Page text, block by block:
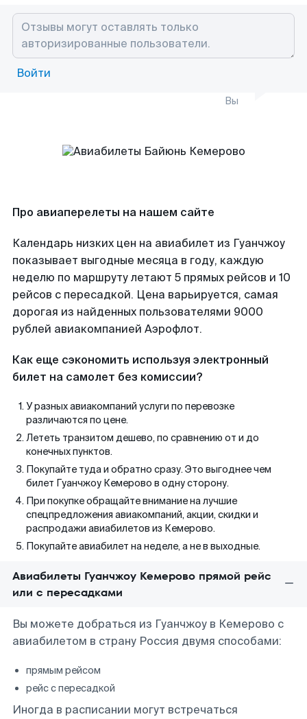
Войти
Вы
Про авиаперелеты на нашем сайте
Календарь низких цен на авиабилет из Гуанчжоу
показывает выгодные месяца в году, каждую
неделю по маршруту летают 5 прямых рейсов и 10
рейсов с пересадкой. Цена варьируется, самая
дорогая из найденных пользователями 9000
рублей авиакомпанией Аэрофлот.
Как еще сэкономить используя электронный
билет на самолет без комиссии?
У разных авиакомпаний услуги по перевозке
различаются по цене.
Лететь транзитом дешево, по сравнению от и до
конечных пунктов.
Покупайте туда и обратно сразу. Это выгоднее чем
билет Гуанчжоу Кемерово в одну сторону.
При покупке обращайте внимание на лучшие
спецпредложения авиакомпаний, акции, скидки и
распродажи авиабилетов из Кемерово.
Покупайте авиабилет на неделе, а не в выходные.
Авиабилеты Гуанчжоу Кемерово прямой рейс
или с пересадками
Вы можете добраться из Гуанчжоу в Кемерово с
авиабилетом в страну Россия двумя способами:
прямым рейсом
рейс с пересадкой
Иногда в расписании могут встречаться